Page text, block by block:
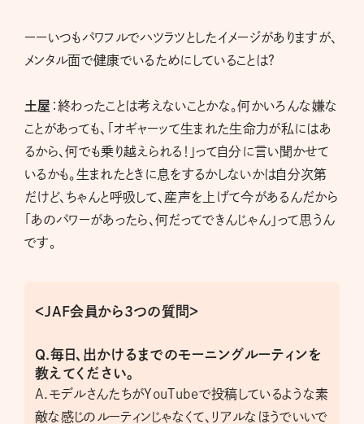
ーーいつもパワフルでハツラツとしたイメージがありますが、
メンタル面で健康でいるためにしていることは?
土屋 ：終わったことは考えないことかな。何かいろんな嫌な
ことがあっても、「オギャーッて生まれた生命力が私にはあ
るから、何でも乗り越えられる！」って自分に言い聞かせて
いるかも。生まれたときに息をするかしないかは自分次第
だけど、ちゃんと呼吸して、産声を上げて今があるんだから
「あのパワーがあったら、何だってできんじゃん」って思うん
です。
＜JAF会員から3つの質問＞
Q.毎日、出かけるまでのモーニングルーティンを
教えてください。
A.モデルさんたちがYouTubeで投稿しているような素
敵な感じのルーティンじゃなくて、リアルなほうでいいで